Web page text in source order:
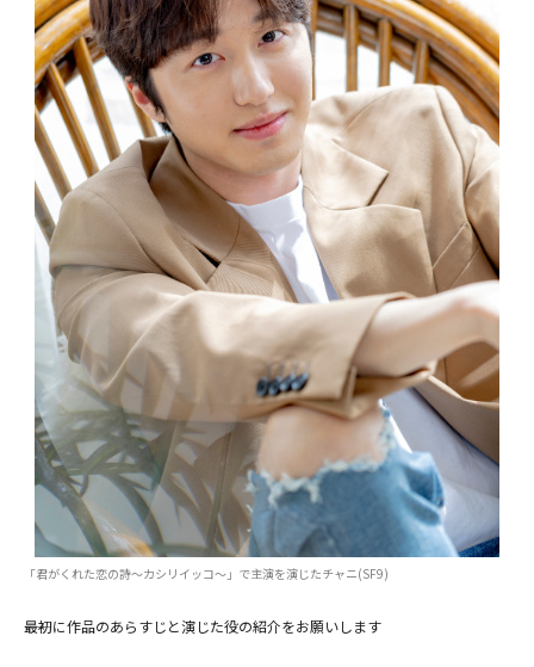
「君がくれた恋の詩～カシリイッコ～」で主演を演じたチャニ(SF9)
――最初に作品のあらすじと演じた役の紹介をお願いします
(C)CONS TV ALL RIGHTS RESERVED.
(C)CONS TV ALL RIGHTS RESERVED.